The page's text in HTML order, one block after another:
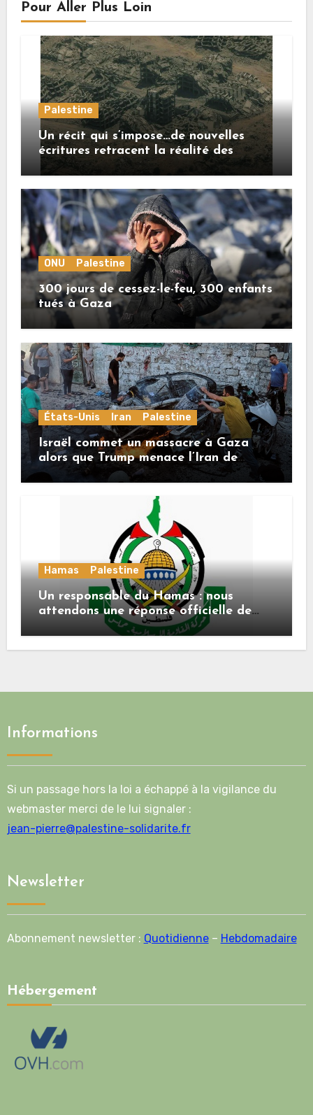
Pour Aller Plus Loin
Palestine
Un récit qui s’impose…de nouvelles
écritures retracent la réalité des
crimes sionistes à Gaza
ONU Palestine
300 jours de cessez-le-feu, 300 enfants
tués à Gaza
États-Unis Iran Palestine
Israël commet un massacre à Gaza
alors que Trump menace l’Iran de
«décapitation»
Hamas Palestine
Un responsable du Hamas : nous
attendons une réponse officielle de
Mladenov concernant la feuille de
route de la deuxième phase de l’accord
Informations
Si un passage hors la loi a échappé à la vigilance du
webmaster merci de le lui signaler :
jean-pierre@palestine-solidarite.fr
Newsletter
Abonnement newsletter : Quotidienne– Hebdomadaire
Hébergement